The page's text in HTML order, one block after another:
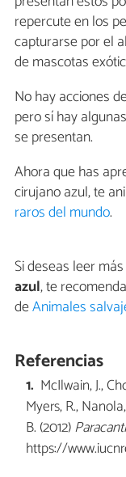
repercute en los
capturarse por el
de mascotas
No hay acciones
pero sí hay
se presentan.
Ahora que has
cirujano azul, te
raros del mundo.
Si deseas leer
azul, te
deAnimales
Referencias
McIlwain, J.,
Myers, R.,
B. (2012)
https://